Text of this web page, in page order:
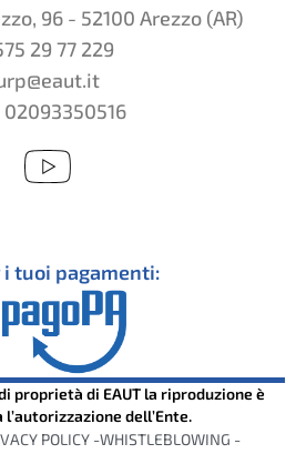
96 - 52100 Arezzo (AR)
29 77 229
02093350516
i tuoi pagamenti:
proprietà di EAUT la riproduzione è
dell’Ente.
POLICY -WHISTLEBLOWING -